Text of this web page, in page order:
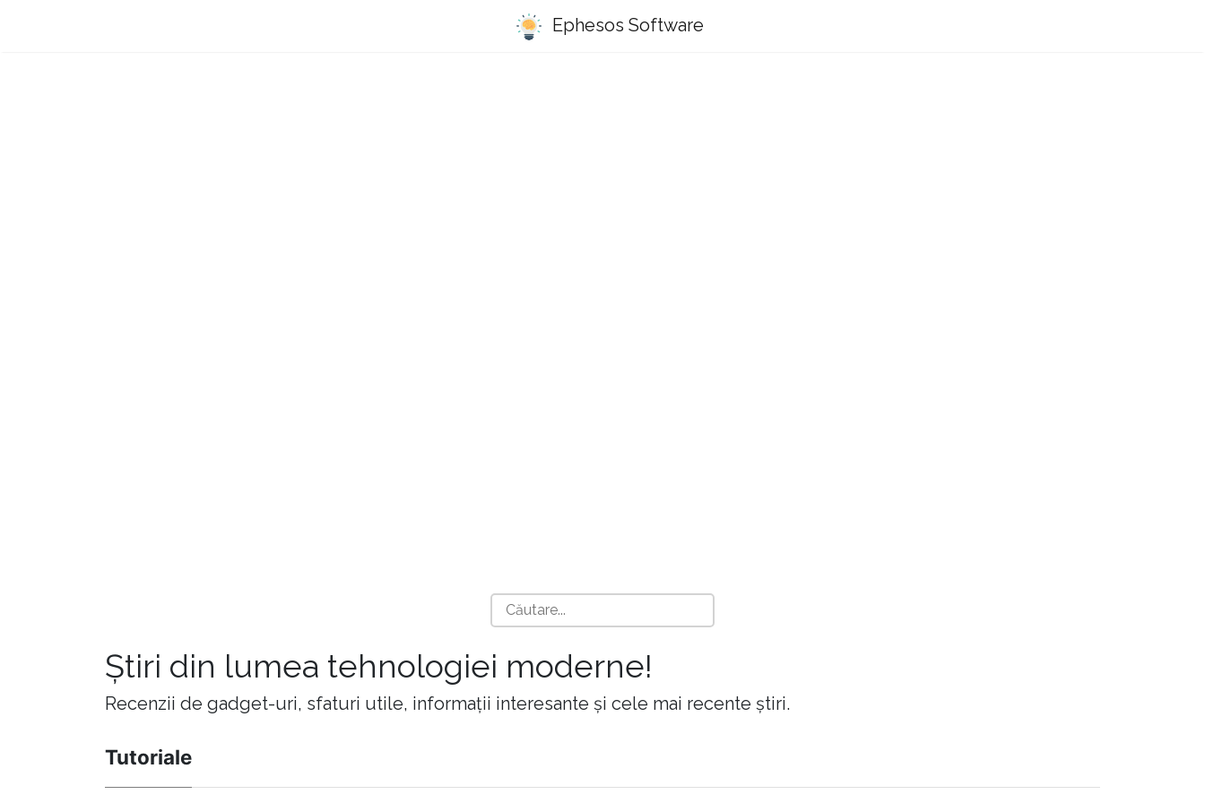
Ephesos Software
Știri din lumea tehnologiei moderne!
Recenzii de gadget-uri, sfaturi utile, informații interesante și cele mai recente știri.
Tutoriale